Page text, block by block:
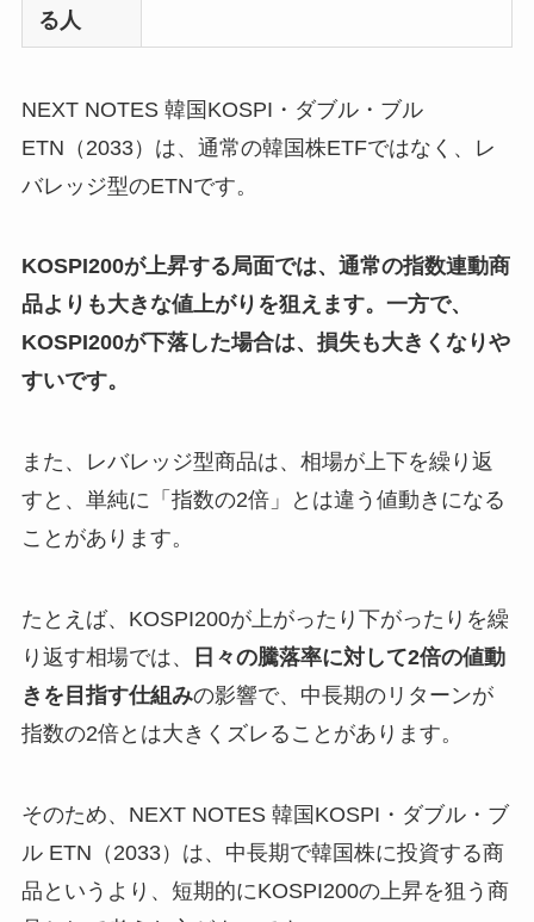
る人
NEXT NOTES 韓国KOSPI・ダブル・ブル
ETN（2033）は、通常の韓国株ETFではなく、レ
バレッジ型のETNです。
KOSPI200が上昇する局面では、通常の指数連動商
品よりも大きな値上がりを狙えます。一方で、
KOSPI200が下落した場合は、損失も大きくなりや
すいです。
また、レバレッジ型商品は、相場が上下を繰り返
すと、単純に「指数の2倍」とは違う値動きになる
ことがあります。
たとえば、KOSPI200が上がったり下がったりを繰
り返す相場では、
日々の騰落率に対して2倍の値動
きを目指す仕組みの影響で、中長期のリターンが
指数の2倍とは大きくズレることがあります。
そのため、NEXT NOTES 韓国KOSPI・ダブル・ブ
ル ETN（2033）は、中長期で韓国株に投資する商
品というより、短期的にKOSPI200の上昇を狙う商